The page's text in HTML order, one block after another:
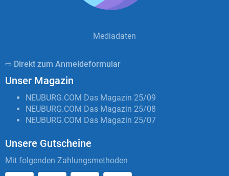
Mediadaten
⇨ Direkt zum Anmeldeformular
Unser Magazin
NEUBURG.COM Das Magazin 25/09
NEUBURG.COM Das Magazin 25/08
NEUBURG.COM Das Magazin 25/07
Unsere Gutscheine
Mit folgenden Zahlungsmethoden